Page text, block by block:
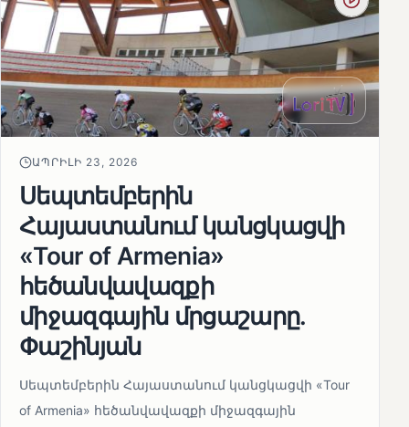
ԱՊՐԻԼԻ 23, 2026
Սեպտեմբերին
Հայաստանում կանցկացվի
«Tour of Armenia»
հեծանվավազքի
միջազգային մրցաշարը.
Փաշինյան
Սեպտեմբերին Հայաստանում կանցկացվի «Tour
of Armenia» հեծանվավազքի միջազգային